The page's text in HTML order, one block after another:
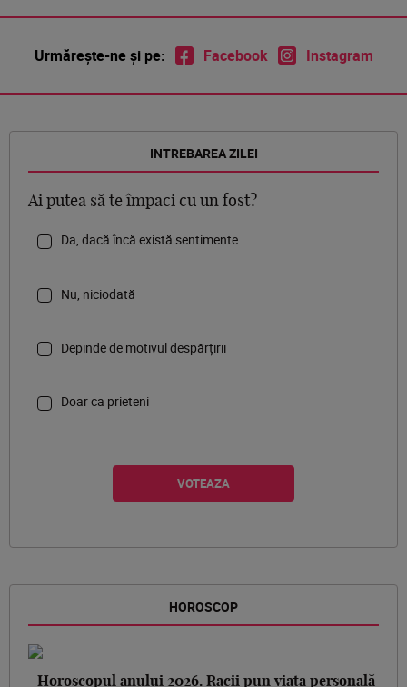
Urmărește-ne și pe: Facebook Instagram
INTREBAREA ZILEI
Ai putea să te împaci cu un fost?
Da, dacă încă există sentimente
Nu, niciodată
Depinde de motivul despărțirii
Doar ca prieteni
HOROSCOP
Horoscopul anului 2026. Racii pun viața personală